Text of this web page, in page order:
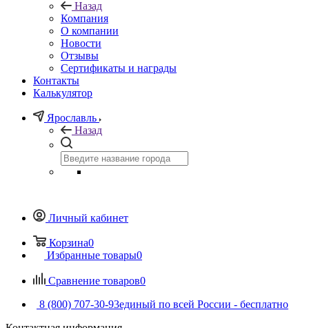
Назад
Компания
О компании
Новости
Отзывы
Сертификаты и награды
Контакты
Калькулятор
Ярославль
Назад
Личный кабинет
Корзина0
Избранные товары0
Сравнение товаров0
8 (800) 707-30-93единый по всей России - бесплатно